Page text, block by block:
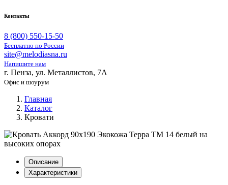
Контакты
8 (800) 550-15-50
Бесплатно по России
site@melodiasna.ru
Напишите нам
г. Пенза, ул. Металлистов, 7А
Офис и шоурум
Главная
Каталог
Кровати
Описание
Характеристики